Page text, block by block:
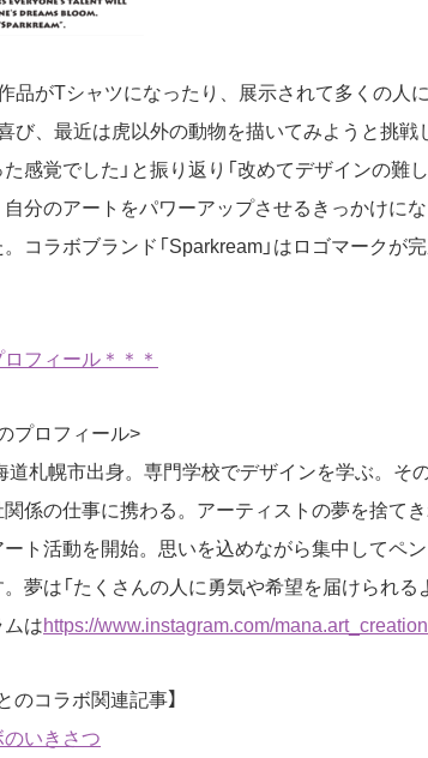
品がTシャツになったり、展示されて多くの人
び、最近は虎以外の動物を描いてみようと挑戦
感覚でした」と振り返り「改めてデザインの難
分のアートをパワーアップさせるきっかけに
コラボブランド「Sparkream」はロゴマークが
フィール＊＊＊
プロフィール>
道札幌市出身。専門学校でデザインを学ぶ。そ
係の仕事に携わる。アーティストの夢を捨て
ト活動を開始。思いを込めながら集中してペ
夢は「たくさんの人に勇気や希望を届けられる
はhttps://www.instagram.com/
のコラボ関連記事】
いきさつ